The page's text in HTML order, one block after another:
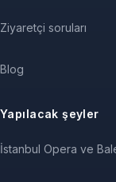
Ziyaretçi soruları
Blog
Yapılacak şeyler
İstanbul Opera ve